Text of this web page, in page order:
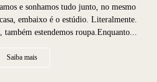
e sonhamos tudo junto, no mesmo
embaixo é o estúdio. Literalmente.
estendemos roupa.Enquanto...
Saiba mais